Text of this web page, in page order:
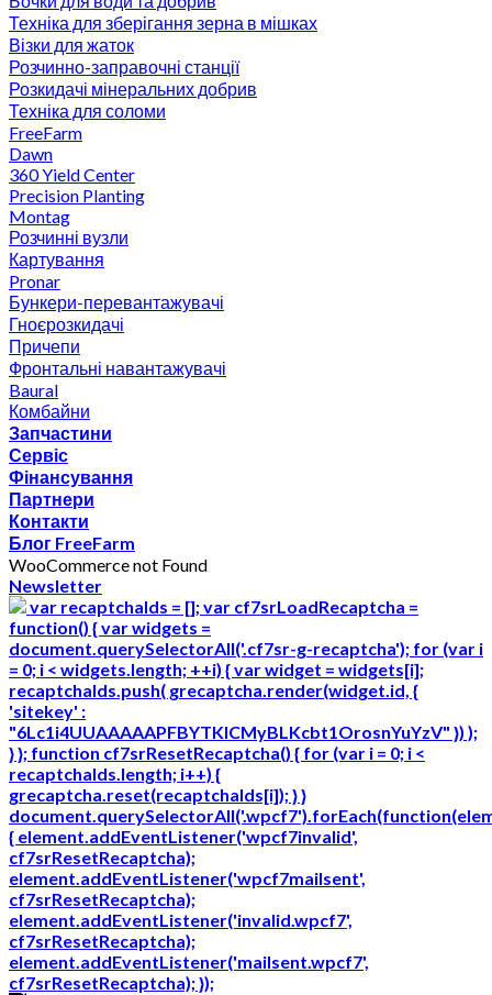
Техніка для зберігання зерна в мішках
Візки для жаток
Розчинно-заправочні станції
Розкидачі мінеральних добрив
Техніка для соломи
FreeFarm
Dawn
360 Yield Center
Precision Planting
Montag
Розчинні вузли
Картування
Pronar
Бункери-перевантажувачі
Гноєрозкидачі
Причепи
Фронтальні навантажувачі
Baural
Комбайни
Запчастини
Сервіс
Фінансування
Партнери
Контакти
Блог FreeFarm
WooCommerce not Found
Newsletter
var recaptchaIds = []; var cf7srLoadRecaptcha =
function() { var widgets =
document.querySelectorAll('.cf7sr-g-recaptcha'); for (var i
= 0; i < widgets.length; ++i) { var widget = widgets[i];
recaptchaIds.push( grecaptcha.render(widget.id, {
'sitekey' :
"6Lc1i4UUAAAAAPFBYTKICMyBLKcbt1OrosnYuYzV" }) );
} }; function cf7srResetRecaptcha() { for (var i = 0; i <
recaptchaIds.length; i++) {
grecaptcha.reset(recaptchaIds[i]); } }
{ element.addEventListener('wpcf7invalid',
cf7srResetRecaptcha);
element.addEventListener('wpcf7mailsent',
cf7srResetRecaptcha);
element.addEventListener('invalid.wpcf7',
cf7srResetRecaptcha);
element.addEventListener('mailsent.wpcf7',
cf7srResetRecaptcha); });